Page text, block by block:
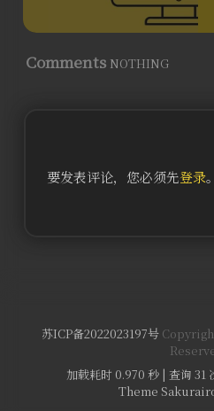
Comments NOTHING
要发表评论，您必须先登录。
苏ICP备2022023197号
加载耗时 0.970 秒 | 查询 31
Theme